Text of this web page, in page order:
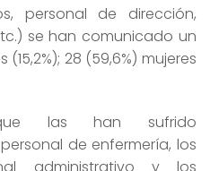
personal de dirección,
se han comunicado un
28 (59,6%) mujeres
las han sufrido
de enfermería, los